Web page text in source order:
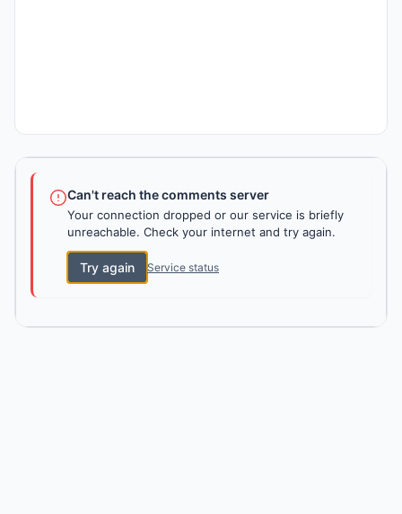
Can't reach the comments server
Your connection dropped or our service is briefly
unreachable. Check your internet and try again.
Try again Service status